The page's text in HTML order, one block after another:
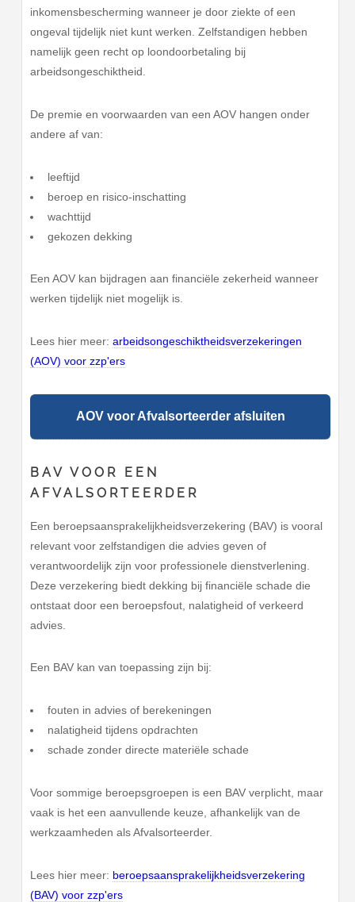
inkomensbescherming wanneer je door ziekte of een
ongeval tijdelijk niet kunt werken. Zelfstandigen hebben
namelijk geen recht op loondoorbetaling bij
arbeidsongeschiktheid.
De premie en voorwaarden van een AOV hangen onder
andere af van:
leeftijd
beroep en risico-inschatting
wachttijd
gekozen dekking
Een AOV kan bijdragen aan financiële zekerheid wanneer
werken tijdelijk niet mogelijk is.
Lees hier meer:arbeidsongeschiktheidsverzekeringen
(AOV) voor zzp'ers
AOV voor Afvalsorteerder afsluiten
BAV VOOR EEN
AFVALSORTEERDER
Een beroepsaansprakelijkheidsverzekering (BAV) is vooral
relevant voor zelfstandigen die advies geven of
verantwoordelijk zijn voor professionele dienstverlening.
Deze verzekering biedt dekking bij financiële schade die
ontstaat door een beroepsfout, nalatigheid of verkeerd
advies.
Een BAV kan van toepassing zijn bij:
fouten in advies of berekeningen
nalatigheid tijdens opdrachten
schade zonder directe materiële schade
Voor sommige beroepsgroepen is een BAV verplicht, maar
vaak is het een aanvullende keuze, afhankelijk van de
werkzaamheden als Afvalsorteerder.
Lees hier meer: beroepsaansprakelijkheidsverzekering
(BAV) voor zzp'ers